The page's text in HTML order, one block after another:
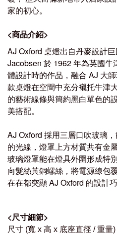
家的初心。
<商品介紹>
AJ Oxford 桌燈出自丹麥設計
Jacobsen 於 1962 年為英國
體設計時的作品，融合 AJ 大
款桌燈在空間中充分襯托牛津
的藝術線條與簡約黑白單色的
美搭配。
AJ Oxford 採用三層口吹玻璃
的光線，燈罩上方材質共有金
玻璃燈罩能在燈具外圍形成特
向髮絲黃銅螺絲，將電源線包
在在都突顯 AJ Oxford 的設計巧
<尺寸細節>
尺寸 (寬 x 高 x 底座直徑 / 重量)